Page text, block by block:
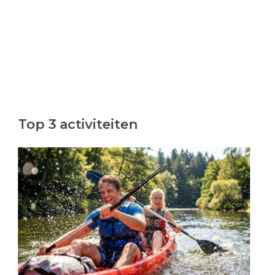
Top 3 activiteiten